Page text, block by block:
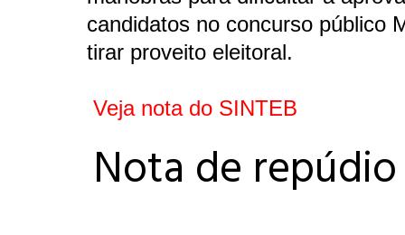
candidatos no concurso público
tirar proveito eleitoral.
Veja nota do SINTEB
Nota de repúdio